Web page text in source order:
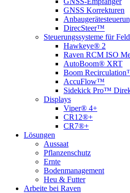
GNSS Korrekturen
DirecSteer™
Steuerungssysteme für
Hawkeye® 2
Raven RCM ISO
AutoBoom® XRT
Boom
AccuFlow™
Sidekick Pro™
Displays
Viper® 4+
CR12®+
CR7®+
Lösungen
Aussaat
Pflanzenschutz
Ernte
Bodenmanagement
Heu & Futter
Arbeite bei Raven